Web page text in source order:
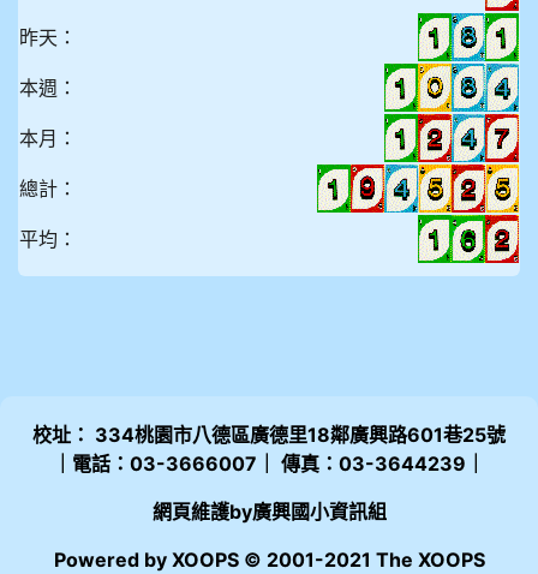
昨天：
本週：
本月：
總計：
平均：
校址： 334桃園市八德區廣德里18鄰廣興路601巷25號
｜電話：03-3666007｜ 傳真：03-3644239｜
網頁維護by廣興國小資訊組
Powered by XOOPS © 2001-2021 The XOOPS